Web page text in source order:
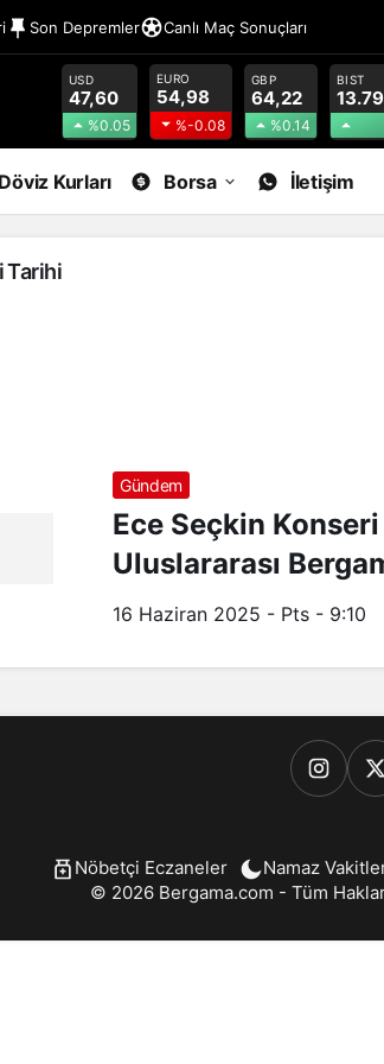
Son Depremler Canlı Maç Sonuçları
USD
47,60
%0.05
EURO
54,98
%-0.08
GBP
64,22
%0.14
BIST
Döviz Kurları Borsa İletişim
Tarihi
Gündem
Ece Seçkin Konseri
Uluslararası
16 Haziran 2025 - Pts - 9:10
Nöbetçi Eczaneler Namaz
© 2026 Bergama.com - Tüm